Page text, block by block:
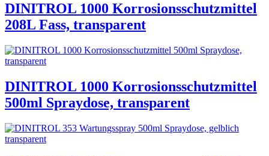
DINITROL 1000 Korrosionsschutzmittel
208L Fass, transparent
DINITROL 1000 Korrosionsschutzmittel
500ml Spraydose, transparent